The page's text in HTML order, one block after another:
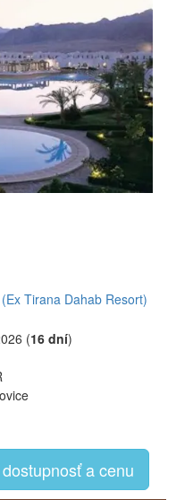
Tirana Dahab Resort)
(16 dní)
a cenu